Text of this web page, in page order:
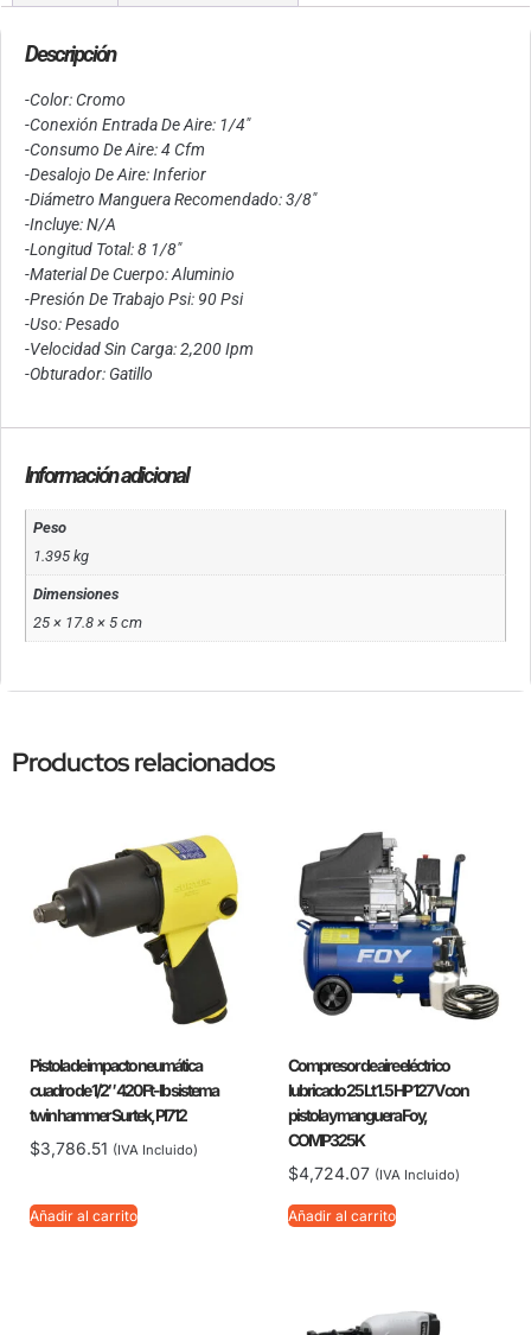
Descripción
-Color: Cromo
-Conexión Entrada De Aire: 1/4″
-Consumo De Aire: 4 Cfm
-Desalojo De Aire: Inferior
-Diámetro Manguera Recomendado: 3/8″
-Incluye: N/A
-Longitud Total: 8 1/8″
-Material De Cuerpo: Aluminio
-Presión De Trabajo Psi: 90 Psi
-Uso: Pesado
-Velocidad Sin Carga: 2,200 Ipm
-Obturador: Gatillo
Información adicional
Peso
1.395 kg
Dimensiones
25 × 17.8 × 5 cm
Productos relacionados
Pistola de impacto neumática
cuadro de 1/2″ 420 Ft-lb sistema
twin hammer Surtek, PI712
$3,786.51 (IVA Incluido)
Añadir al carrito
Compresor de aire eléctrico
lubricado 25 Lt 1.5 HP 127 V con
pistola y manguera Foy,
COMP325K
$4,724.07 (IVA Incluido)
Añadir al carrito